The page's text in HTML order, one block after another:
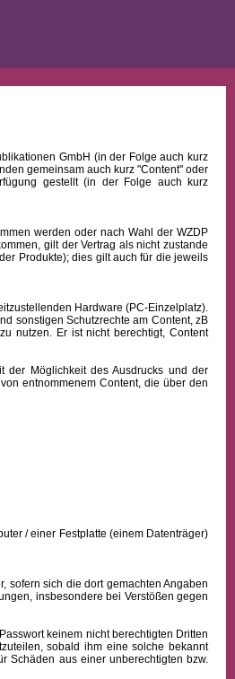
GmbH (in der Folge auch kurz
gemeinsam auch kurz "Content" oder
gestellt (in der Folge auch kurz
werden oder nach Wahl der WZDP
gilt der Vertrag als nicht zustande
Produkte); dies gilt auch für die jeweils
Hardware (PC-Einzelplatz).
sonstigen Schutzrechte am Content, zB
nutzen. Er ist nicht berechtigt, Content
Möglichkeit des Ausdrucks und der
entnommenem Content, die über den
/ einer Festplatte (einem Datenträger)
sofern sich die dort gemachten Angaben
insbesondere bei Verstößen gegen
keinem nicht berechtigten Dritten
sobald ihm eine solche bekannt
Schäden aus einer unberechtigten bzw.